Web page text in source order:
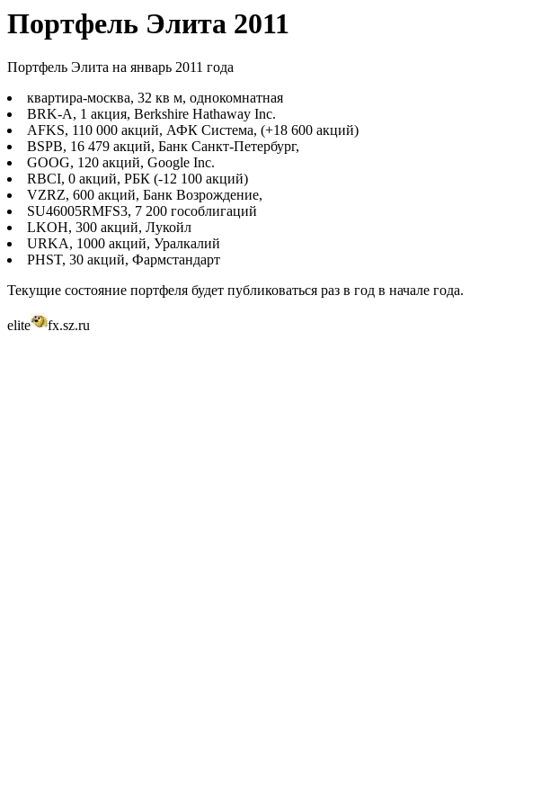
Портфель Элита 2011
Портфель Элита на январь 2011 года
квартира-москва, 32 кв м, однокомнатная
BRK-A, 1 акция, Berkshire Hathaway Inc.
AFKS, 110 000 акций, АФК Система, (+18 600 акций)
BSPB, 16 479 акций, Банк Санкт-Петербург,
GOOG, 120 акций, Google Inc.
RBCI, 0 акций, РБК (-12 100 акций)
VZRZ, 600 акций, Банк Возрождение,
SU46005RMFS3, 7 200 гособлигаций
LKOH, 300 акций, Лукойл
URKA, 1000 акций, Уралкалий
PHST, 30 акций, Фармстандарт
Текущие состояние портфеля будет публиковаться раз в год в начале года.
elite fx.sz.ru